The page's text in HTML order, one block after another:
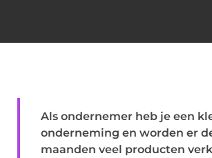
Als ondernemer heb je een
onderneming en worden er
maanden veel producten